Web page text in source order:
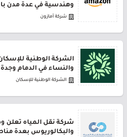
وهندسية في عدة مدن
شركة أمازون
الشركة الوطنية
والنساء في الدمام وجدة
الشركة الوطنية للإسكان
شركة نقل المياه تعلن
والبكالوريوس بعدة